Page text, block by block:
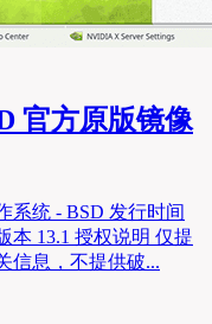
官方原版镜像
系统 - BSD 发行时间
本 13.1 授权说明 仅提
信息，不提供破...